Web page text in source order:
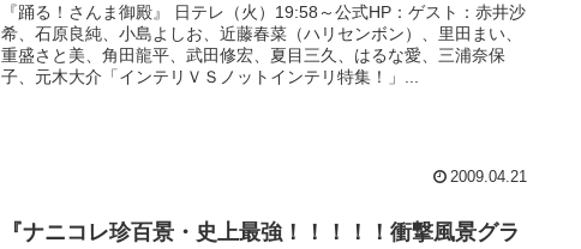
『踊る！さんま御殿』 日テレ（火）19:58～公式HP：ゲスト：赤井沙
希、石原良純、小島よしお、近藤春菜（ハリセンボン）、里田まい、
重盛さと美、角田龍平、武田修宏、夏目三久、はるな愛、三浦奈保
子、元木大介「インテリＶＳノットインテリ特集！」...
2009.04.21
『ナニコレ珍百景・史上最強！！！！！衝撃風景グラ